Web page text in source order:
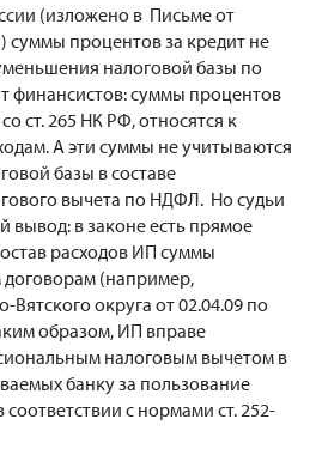
(изложено в Письме от
суммы процентов за кредит не
налоговой базы по
финансистов: суммы процентов
ст. 265 НК РФ, относятся к
А эти суммы не учитываются
базы в составе
вычета по НДФЛ. Но судьи
в законе есть прямое
расходов ИП суммы
(например,
округа от 02.04.09 по
образом, ИП вправе
налоговым вычетом в
банку за пользование
с нормами ст. 252-